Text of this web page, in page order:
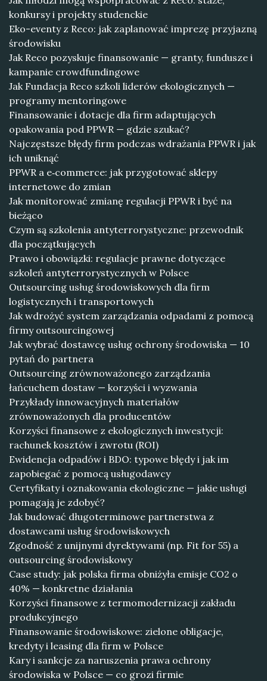
konkursy i projekty studenckie
Eko-eventy z Reco: jak zaplanować imprezę przyjazną
środowisku
Jak Reco pozyskuje finansowanie — granty, fundusze i
kampanie crowdfundingowe
Jak Fundacja Reco szkoli liderów ekologicznych —
programy mentoringowe
Finansowanie i dotacje dla firm adaptujących
opakowania pod PPWR — gdzie szukać?
Najczęstsze błędy firm podczas wdrażania PPWR i jak
ich uniknąć
PPWR a e‑commerce: jak przygotować sklepy
internetowe do zmian
Jak monitorować zmianę regulacji PPWR i być na
bieżąco
Czym są szkolenia antyterrorystyczne: przewodnik
dla początkujących
Prawo i obowiązki: regulacje prawne dotyczące
szkoleń antyterrorystycznych w Polsce
Outsourcing usług środowiskowych dla firm
logistycznych i transportowych
Jak wdrożyć system zarządzania odpadami z pomocą
firmy outsourcingowej
Jak wybrać dostawcę usług ochrony środowiska — 10
pytań do partnera
Outsourcing zrównoważonego zarządzania
łańcuchem dostaw — korzyści i wyzwania
Przykłady innowacyjnych materiałów
zrównoważonych dla producentów
Korzyści finansowe z ekologicznych inwestycji:
rachunek kosztów i zwrotu (ROI)
Ewidencja odpadów i BDO: typowe błędy i jak im
zapobiegać z pomocą usługodawcy
Certyfikaty i oznakowania ekologiczne — jakie usługi
pomagają je zdobyć?
Jak budować długoterminowe partnerstwa z
dostawcami usług środowiskowych
Zgodność z unijnymi dyrektywami (np. Fit for 55) a
outsourcing środowiskowy
Case study: jak polska firma obniżyła emisje CO2 o
40% — konkretne działania
Korzyści finansowe z termomodernizacji zakładu
produkcyjnego
Finansowanie środowiskowe: zielone obligacje,
kredyty i leasing dla firm w Polsce
Kary i sankcje za naruszenia prawa ochrony
środowiska w Polsce — co grozi firmie